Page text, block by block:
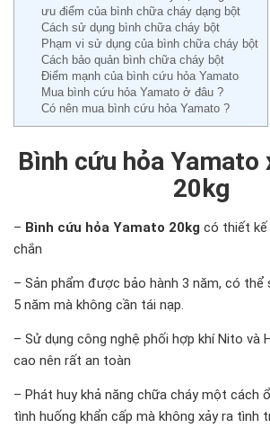
ưu điểm của bình chữa cháy dạng bột
Cách sử dụng bình chữa cháy bột
Phạm vi sử dụng của bình chữa cháy bột
Cách bảo quản bình chữa cháy bột
Điểm mạnh của bình cứu hỏa Yamato
Mua bình cứu hỏa Yamato ở đâu ?
Có nên mua bình cứu hỏa Yamato ?
Bình cứu hỏa Yamato
20kg
– Bình cứu hỏa Yamato 20kg có thiết kế
chắn
– Sản phẩm được bảo hành 3 năm, có thể
5 năm mà không cần tái nạp.
– Sử dụng công nghệ phối hợp khí Nito và
cao nên rất an toàn
– Phát huy khả năng chữa cháy một cách
tình huống khẩn cấp mà không xảy ra tình